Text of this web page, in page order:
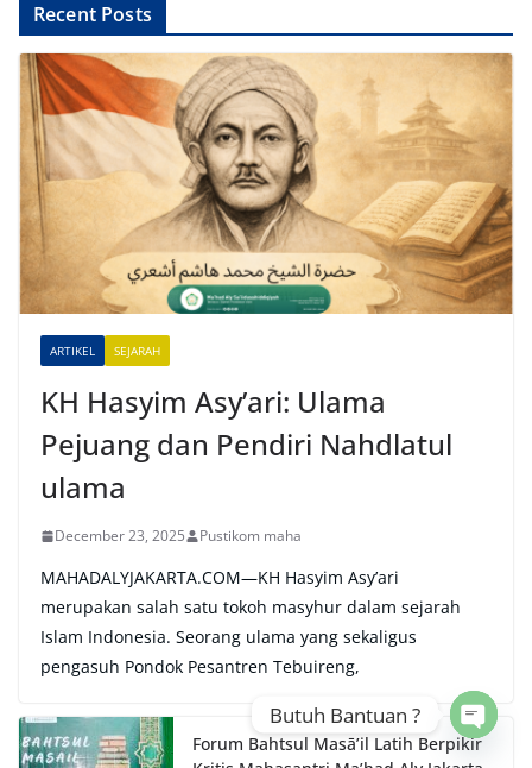
l
t
v
Recent Posts
ARTIKEL SEJARAH
KH Hasyim Asy’ari: Ulama
Pejuang dan Pendiri Nahdlatul
ulama
December 23, 2025 Pustikom maha
MAHADALYJAKARTA.COM—KH Hasyim Asy’ari
merupakan salah satu tokoh masyhur dalam sejarah
Islam Indonesia. Seorang ulama yang sekaligus
pengasuh Pondok Pesantren Tebuireng,
Forum Bahtsul Masā’il Latih Berpikir
Butuh Bantuan ?
Open